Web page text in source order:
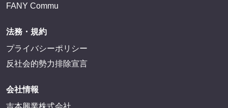
FANY Commu
法務・規約
プライバシーポリシー
反社会的勢力排除宣言
会社情報
吉本興業株式会社